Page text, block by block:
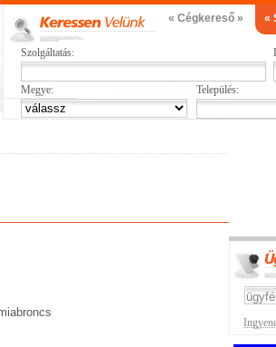
« Cégkereső » «
Szolgáltatás:
Megye: Település: